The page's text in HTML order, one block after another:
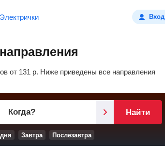
Электрички Вход
от 131 р. Ниже приведены все направления
Когда?
Завтра Послезавтра
Найти